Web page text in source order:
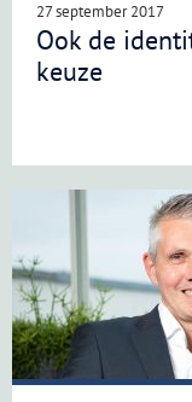
27 september 2017
Ook de
keuze